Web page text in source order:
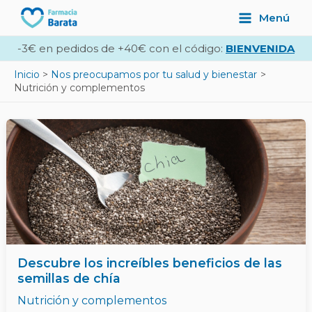
contenido
Main
Menu
Menú
-3€ en pedidos de +40€ con el código: BIENVENIDA
Inicio
Nos preocupamos por tu salud y bienestar
Nutrición y complementos
Descubre los increíbles beneficios de las
semillas de chía
Nutrición y complementos
Navegación
entradas